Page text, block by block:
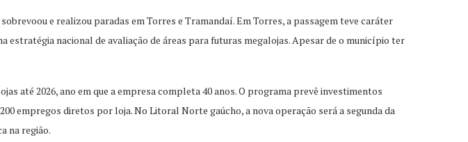
e realizou paradas em Torres e Tramandaí. Em Torres, a passagem teve caráter
nacional de avaliação de áreas para futuras megalojas. Apesar de o município ter
até 2026, ano em que a empresa completa 40 anos. O programa prevê investimentos
empregos diretos por loja. No Litoral Norte gaúcho, a nova operação será a segunda da
na região.